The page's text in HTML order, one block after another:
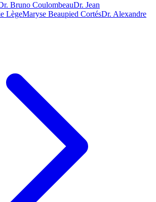
Bruno CoulombeauDr. Jean
LègeMaryse Beaupied CortésDr. Alexandre